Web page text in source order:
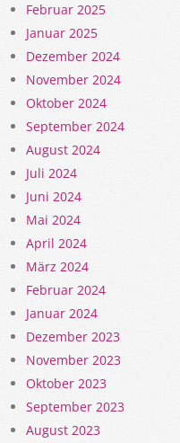
Februar 2025
Januar 2025
Dezember 2024
November 2024
Oktober 2024
September 2024
August 2024
Juli 2024
Juni 2024
Mai 2024
April 2024
März 2024
Februar 2024
Januar 2024
Dezember 2023
November 2023
Oktober 2023
September 2023
August 2023